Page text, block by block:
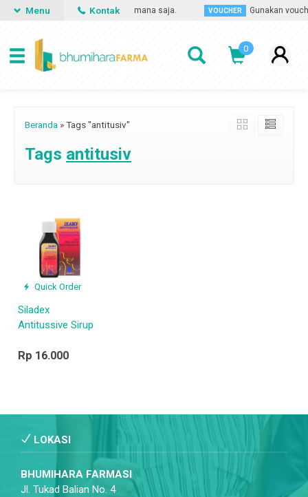
obat apa saja, kapan saja dan dimana saja. VOUCHER Gunakan
Menu Kontak
0
Beranda »Tags "antitusiv"
Tags antitusiv
Quick Order
Siladex
Antitussive Sirup
Rp 16.000
LOKASI
BHUMIHARA FARMASI
Jl. Tukad Balian No. 4